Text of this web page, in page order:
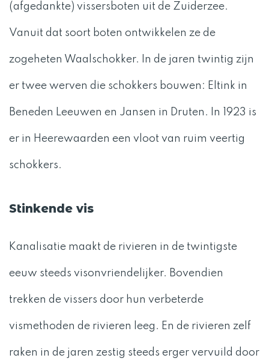
(afgedankte) vissersboten uit de Zuiderzee.
Vanuit dat soort boten ontwikkelen ze de
zogeheten Waalschokker. In de jaren twintig zijn
er twee werven die schokkers bouwen: Eltink in
Beneden Leeuwen en Jansen in Druten. In 1923 is
er in Heerewaarden een vloot van ruim veertig
schokkers.
Stinkende vis
Kanalisatie maakt de rivieren in de twintigste
eeuw steeds visonvriendelijker. Bovendien
trekken de vissers door hun verbeterde
vismethoden de rivieren leeg. En de rivieren zelf
raken in de jaren zestig steeds erger vervuild door